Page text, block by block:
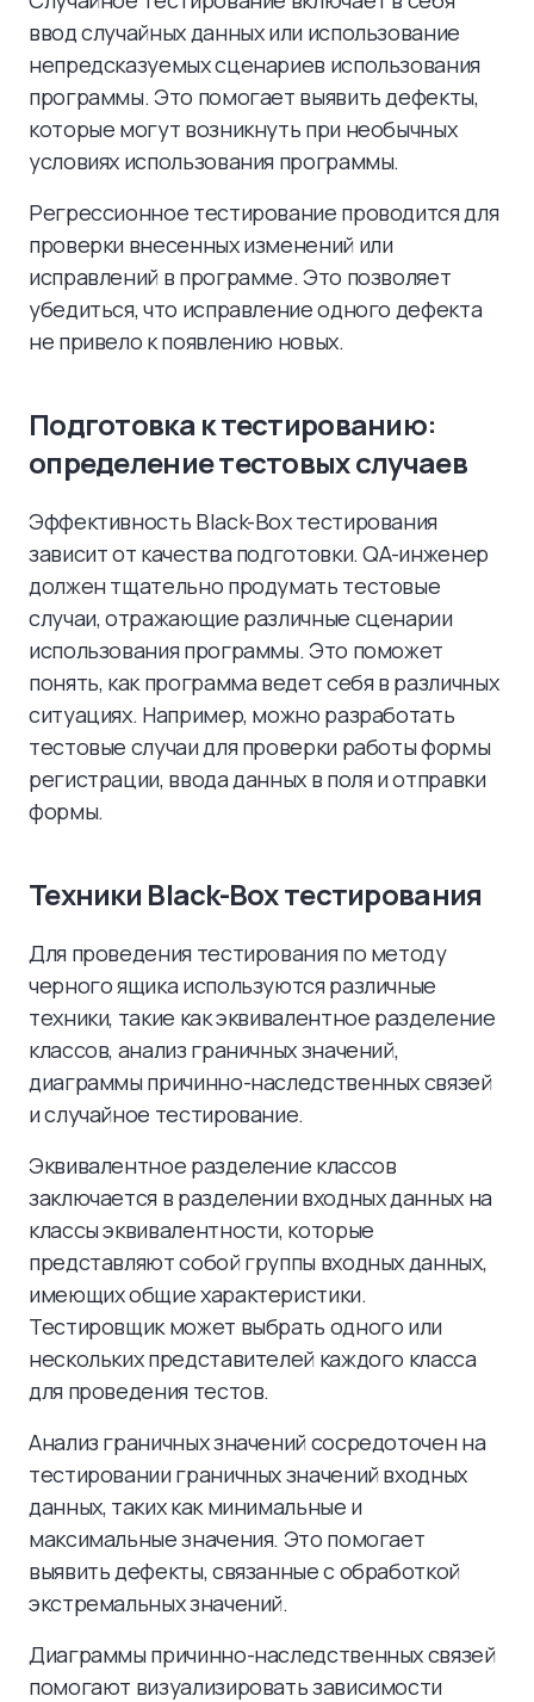
ввод случайных данных или использование
непредсказуемых сценариев использования
программы. Это помогает выявить дефекты,
которые могут возникнуть при необычных
условиях использования программы.
Регрессионное тестирование проводится для
проверки внесенных изменений или
исправлений в программе. Это позволяет
убедиться, что исправление одного дефекта
не привело к появлению новых.
Подготовка к тестированию:
определение тестовых случаев
Эффективность Black-Box тестирования
зависит от качества подготовки. QA-инженер
должен тщательно продумать тестовые
случаи, отражающие различные сценарии
использования программы. Это поможет
понять, как программа ведет себя в различных
ситуациях. Например, можно разработать
тестовые случаи для проверки работы формы
регистрации, ввода данных в поля и отправки
формы.
Техники Black-Box тестирования
Для проведения тестирования по методу
черного ящика используются различные
техники, такие как эквивалентное разделение
классов, анализ граничных значений,
диаграммы причинно-наследственных связей
и случайное тестирование.
Эквивалентное разделение классов
заключается в разделении входных данных на
классы эквивалентности, которые
представляют собой группы входных данных,
имеющих общие характеристики.
Тестировщик может выбрать одного или
нескольких представителей каждого класса
для проведения тестов.
Анализ граничных значений сосредоточен на
тестировании граничных значений входных
данных, таких как минимальные и
максимальные значения. Это помогает
выявить дефекты, связанные с обработкой
экстремальных значений.
Диаграммы причинно-наследственных связей
помогают визуализировать зависимости